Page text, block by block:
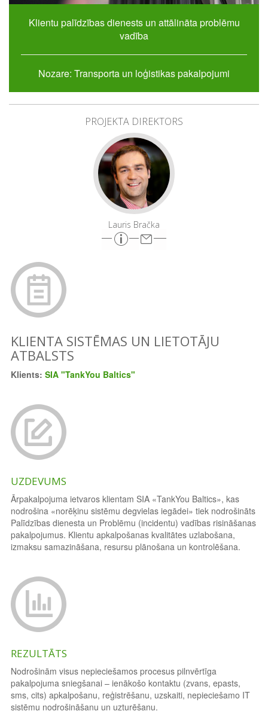
Klientu palīdzības dienests un attālināta problēmu
vadība
Nozare: Transporta un loģistikas pakalpojumi
PROJEKTA DIREKTORS
Lauris Bračka
KLIENTA SISTĒMAS UN LIETOTĀJU
ATBALSTS
Klients: SIA "TankYou Baltics"
UZDEVUMS
Ārpakalpojuma ietvaros klientam SIA «TankYou Baltics», kas
nodrošina «norēķinu sistēmu degvielas iegādei» tiek nodrošināts
Palīdzības dienesta un Problēmu (incidentu) vadības risināšanas
pakalpojumus. Klientu apkalpošanas kvalitātes uzlabošana,
izmaksu samazināšana, resursu plānošana un kontrolēšana.
REZULTĀTS
Nodrošinām visus nepieciešamos procesus pilnvērtīga
pakalpojuma sniegšanai – ienākošo kontaktu (zvans, epasts,
sms, cits) apkalpošanu, reģistrēšanu, uzskaiti, nepieciešamo IT
sistēmu nodrošināšanu un uzturēšanu.